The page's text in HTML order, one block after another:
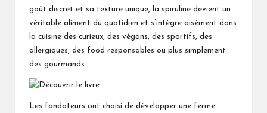
goût discret et sa texture unique, la spiruline devient un
véritable aliment du quotidien et s’intègre aisément dans
la cuisine des curieux, des végans, des sportifs, des
allergiques, des food responsables ou plus simplement
des gourmands.
Les fondateurs ont choisi de développer une ferme